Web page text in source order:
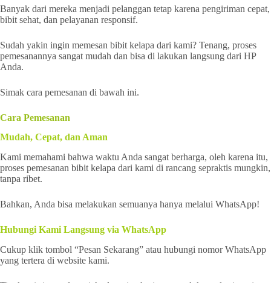
Banyak dari mereka menjadi pelanggan tetap karena pengiriman cepat,
bibit sehat, dan pelayanan responsif.
Sudah yakin ingin memesan bibit kelapa dari kami? Tenang, proses
pemesanannya sangat mudah dan bisa di lakukan langsung dari HP
Anda.
Simak cara pemesanan di bawah ini.
Cara Pemesanan
Mudah, Cepat, dan Aman
Kami memahami bahwa waktu Anda sangat berharga, oleh karena itu,
proses pemesanan bibit kelapa dari kami di rancang sepraktis mungkin,
tanpa ribet.
Bahkan, Anda bisa melakukan semuanya hanya melalui WhatsApp!
Hubungi Kami Langsung via WhatsApp
Cukup klik tombol “Pesan Sekarang” atau hubungi nomor WhatsApp
yang tertera di website kami.